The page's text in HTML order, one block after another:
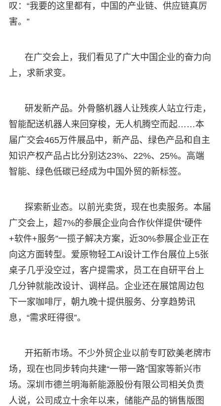
叹：“我要的这里都有，中国的产业链、供应链真厉
害。”
在广交会上，我们看见了广大中国企业的奋力向
上，求新求变。
研发新产品。外骨骼机器人让残疾人站立行走，
智能配送机器人来回穿梭，无人机腾空而起……本
届广交会465万件展品中，新产品、绿色产品和自主
知识产权产品占比分别达23%、22%、25%。高端
智能、绿色低碳已经成为中国外贸的新标签。
探索新业态。以前光卖货，现在也卖服务。本届
广交会上，超7%的参展企业向合作伙伴提供“硬件
+软件+服务”一揽子解决方案，近30%参展企业正在
向这方面转型。爱原物轻工AI设计工作台展位上5张
桌子几乎没空过，客户提需求，员工在自研平台上
几分钟就能改设计、调样品。企业还在展馆周边包
下一家咖啡厅，朝九晚十提供服务、分享趋势讯
息，“需求旺得很”。
开拓新市场。不少外贸企业以前专盯欧美老牌市
场，现在也同步转向共建“一带一路”国家等新兴市
场。深圳市德兰明海新能源股份有限公司相关负责
人说，公司成立十余年以来，储能产品的销售版图